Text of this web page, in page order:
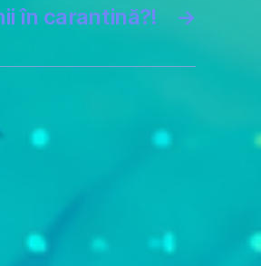
→
în carantină?!